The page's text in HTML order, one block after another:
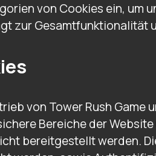
von Cookies ein,
zur Gesamtfunktionalität
von Tower Rush
Bereiche der
bereitgestellt werden.